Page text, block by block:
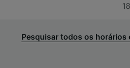
Pesquisar todos os horários